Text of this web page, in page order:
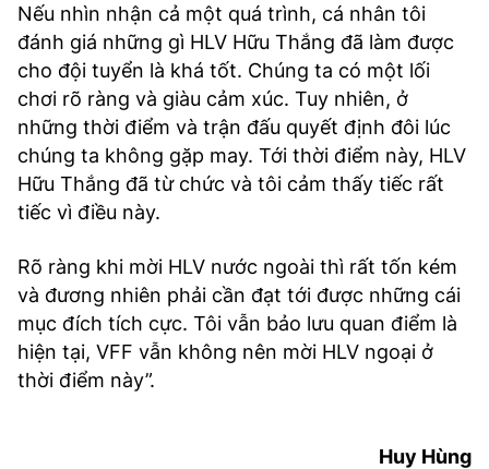
Nếu nhìn nhận cả một quá trình, cá nhân tôi
đánh giá những gì HLV Hữu Thắng đã làm được
cho đội tuyển là khá tốt. Chúng ta có một lối
chơi rõ ràng và giàu cảm xúc. Tuy nhiên, ở
những thời điểm và trận đấu quyết định đôi lúc
chúng ta không gặp may. Tới thời điểm này, HLV
Hữu Thắng đã từ chức và tôi cảm thấy tiếc rất
tiếc vì điều này.
Rõ ràng khi mời HLV nước ngoài thì rất tốn kém
và đương nhiên phải cần đạt tới được những cái
mục đích tích cực. Tôi vẫn bảo lưu quan điểm là
hiện tại, VFF vẫn không nên mời HLV ngoại ở
thời điểm này”.
Huy Hùng